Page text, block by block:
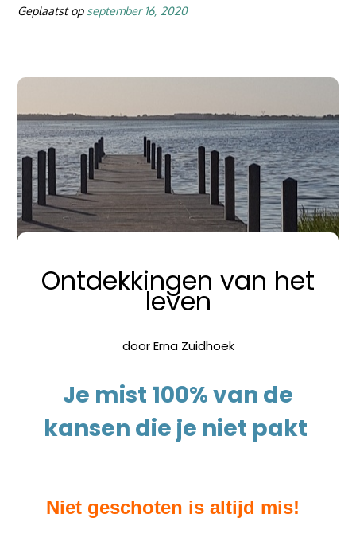
Geplaatst op september 16, 2020
Ontdekkingen van het
leven
door Erna Zuidhoek
Je mist 100% van de
kansen die je niet pakt
Niet geschoten is altijd mis!